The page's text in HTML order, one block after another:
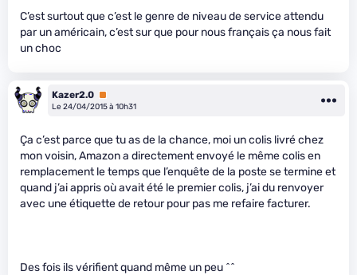
C’est surtout que c’est le genre de niveau de service attendu
par un américain, c’est sur que pour nous français ça nous fait
un choc
Kazer2.0 Premium
Le 24/04/2015 à 10h31
Ça c’est parce que tu as de la chance, moi un colis livré chez
mon voisin, Amazon a directement envoyé le même colis en
remplacement le temps que l’enquête de la poste se termine et
quand j’ai appris où avait été le premier colis, j’ai du renvoyer
avec une étiquette de retour pour pas me refaire facturer.
Des fois ils vérifient quand même un peu ^^